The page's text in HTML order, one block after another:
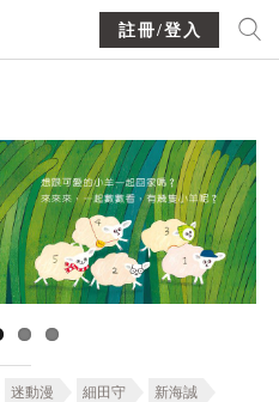
註冊/登入
迷動漫 細田守 新海誠